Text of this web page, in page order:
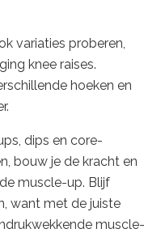
variaties proberen,
knee raises.
hoeken en
dips en core-
bouw je de kracht en
muscle-up. Blijf
want met de juiste
muscle-